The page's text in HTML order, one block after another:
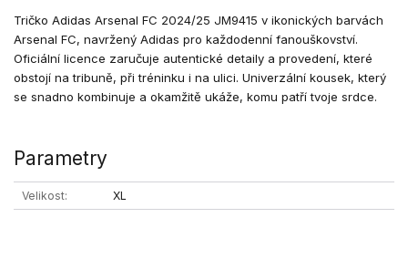
Tričko Adidas Arsenal FC 2024/25 JM9415 v ikonických barvách
Arsenal FC, navržený Adidas pro každodenní fanouškovství.
Oficiální licence zaručuje autentické detaily a provedení, které
obstojí na tribuně, při tréninku i na ulici. Univerzální kousek, který
se snadno kombinuje a okamžitě ukáže, komu patří tvoje srdce.
Parametry
Velikost XL